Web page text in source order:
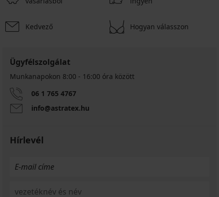
Kedvező Hogyan válasszon
Ügyfélszolgálat
Munkanapokon 8:00 - 16:00 óra között
06 1 765 4767
info@astratex.hu
Hírlevél